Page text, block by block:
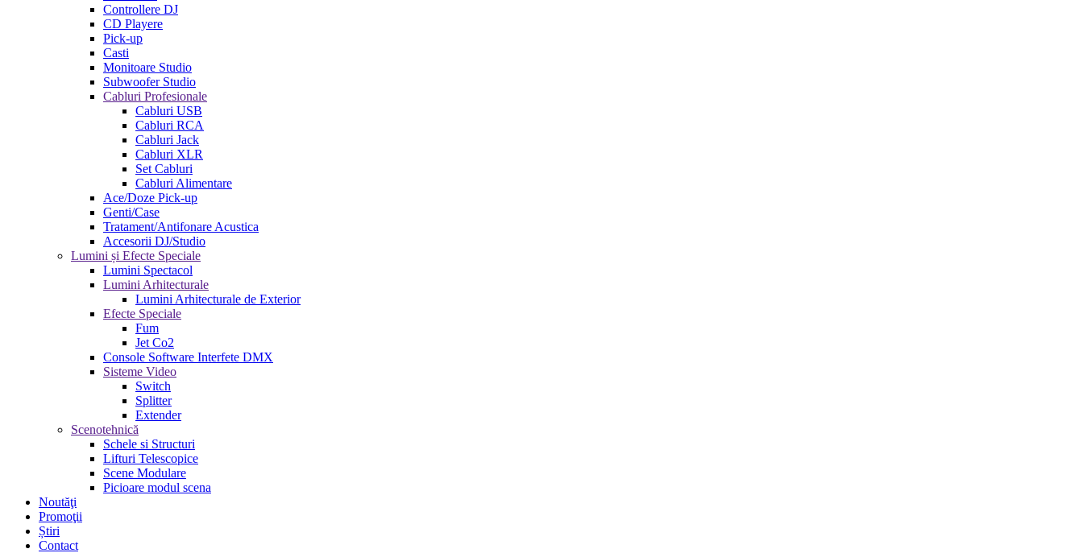
Controllere DJ
CD Playere
Pick-up
Casti
Monitoare Studio
Subwoofer Studio
Cabluri Profesionale
Cabluri USB
Cabluri RCA
Cabluri Jack
Cabluri XLR
Set Cabluri
Cabluri Alimentare
Ace/Doze Pick-up
Genti/Case
Tratament/Antifonare Acustica
Accesorii DJ/Studio
Lumini și Efecte Speciale
Lumini Spectacol
Lumini Arhitecturale
Lumini Arhitecturale de Exterior
Efecte Speciale
Fum
Jet Co2
Console Software Interfete DMX
Sisteme Video
Switch
Splitter
Extender
Scenotehnică
Schele si Structuri
Lifturi Telescopice
Scene Modulare
Picioare modul scena
Noutăţi
Promoţii
Știri
Contact